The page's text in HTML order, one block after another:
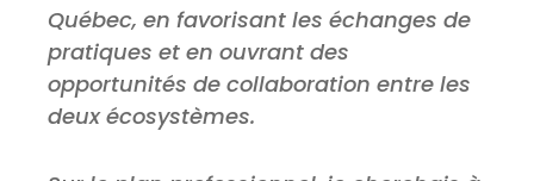
Québec, en favorisant les échanges de
pratiques et en ouvrant des
opportunités de collaboration entre les
deux écosystèmes.